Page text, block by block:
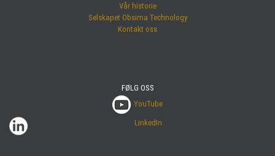
Vår historie
Selskapet Obsima Technology
Kontakt oss
FØLG OSS
YouTube
LinkedIn